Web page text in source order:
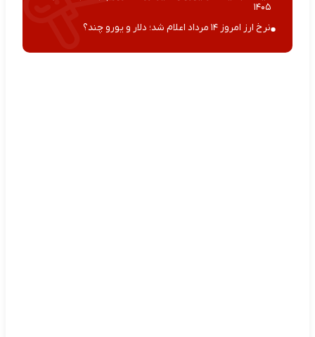
۱۴۰۵
نرخ ارز امروز ۱۴ مرداد اعلام شد؛ دلار و یورو چند؟